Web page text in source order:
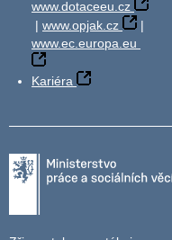
www.dotaceeu.cz
| www.opjak.cz
|
www.ec.europa.eu
Kariéra